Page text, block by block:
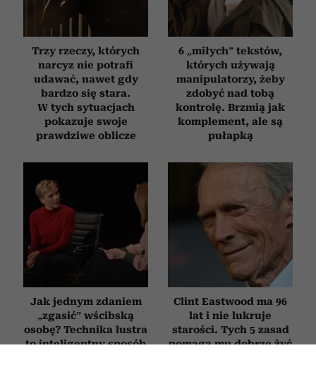
Trzy rzeczy, których
narcyz nie potrafi
udawać, nawet gdy
bardzo się stara.
W tych sytuacjach
pokazuje swoje
prawdziwe oblicze
6 „miłych” tekstów,
których używają
manipulatorzy, żeby
zdobyć nad tobą
kontrolę. Brzmią jak
komplement, ale są
pułapką
Jak jednym zdaniem
„zgasić” wścibską
osobę? Technika lustra
to inteligentny sposób
Clint Eastwood ma 96
lat i nie lukruje
starości. Tych 5 zasad
pomaga mu dobrze żyć